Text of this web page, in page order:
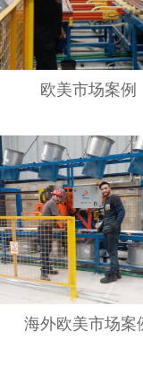
欧美市场案例
海外欧美市场案